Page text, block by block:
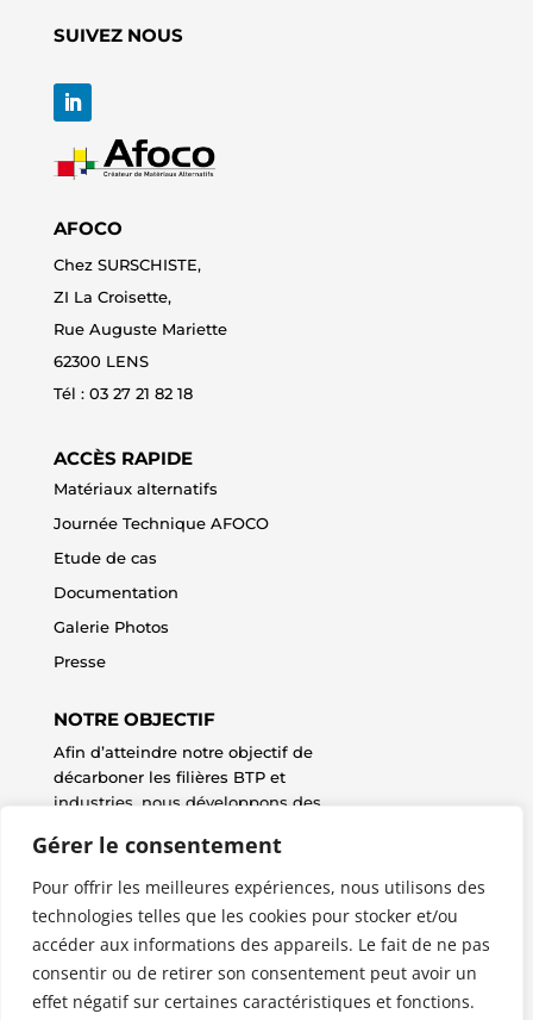
Gérer le consentement
Pour offrir les meilleures expériences, nous utilisons des
technologies telles que les cookies pour stocker et/ou
accéder aux informations des appareils. Le fait de ne pas
consentir ou de retirer son consentement peut avoir un
effet négatif sur certaines caractéristiques et fonctions.
SUIVEZ NOUS
AFOCO
Chez SURSCHISTE,
ZI La Croisette,
Rue Auguste Mariette
62300 LENS
Tél : 03 27 21 82 18
ACCÈS RAPIDE
Matériaux alternatifs
Journée Technique AFOCO
Etude de cas
Documentation
Galerie Photos
Presse
NOTRE OBJECTIF
Afin d’atteindre notre objectif de
décarboner les filières BTP et
industries, nous développons des
collaborations stratégiques et des
solutions durables.
▸Téléchargez notre plaquette
Nous contacter